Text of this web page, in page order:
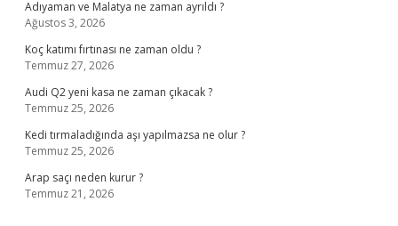
Adıyaman ve Malatya ne zaman ayrıldı ?
Ağustos 3, 2026
Koç katımı fırtınası ne zaman oldu ?
Temmuz 27, 2026
Audi Q2 yeni kasa ne zaman çıkacak ?
Temmuz 25, 2026
Kedi tırmaladığında aşı yapılmazsa ne olur ?
Temmuz 25, 2026
Arap saçı neden kurur ?
Temmuz 21, 2026